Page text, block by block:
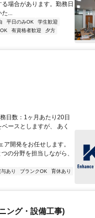
場合があります。勤務日
た...
平日のみOK
学生歓迎
有資格者歓迎
夕方
日数：1ヶ月あたり20日
ースとしますが、 あく
開発をお任せします。
の分野を担当しながら、
与あり ブランクOK
育休あり
ング・設備工事)